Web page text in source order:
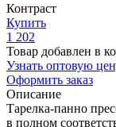
Контраст
Купить
1 202
Товар добавлен в
Узнать оптовую
Оформить заказ
Описание
Тарелка-панно
в полном